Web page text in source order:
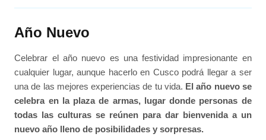
Año Nuevo
Celebrar el año nuevo es una festividad impresionante en
cualquier lugar, aunque hacerlo en Cusco podrá llegar a ser
una de las mejores experiencias de tu vida. El año nuevo se
celebra en la plaza de armas, lugar donde personas de
todas las culturas se reúnen para dar bienvenida a un
nuevo año lleno de posibilidades y sorpresas.